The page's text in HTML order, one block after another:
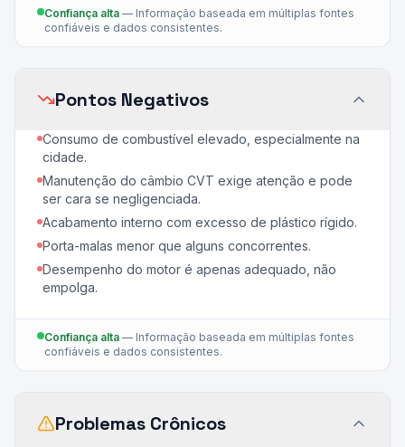
Confiança alta — Informação baseada em múltiplas fontes
confiáveis e dados consistentes.
Pontos Negativos
Consumo de combustível elevado, especialmente na
cidade.
Manutenção do câmbio CVT exige atenção e pode
ser cara se negligenciada.
Acabamento interno com excesso de plástico rígido.
Porta-malas menor que alguns concorrentes.
Desempenho do motor é apenas adequado, não
empolga.
Confiança alta — Informação baseada em múltiplas fontes
confiáveis e dados consistentes.
Problemas Crônicos